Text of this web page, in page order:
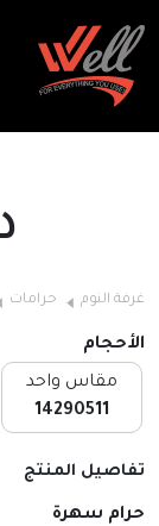
غرفة النوم حرامات
الأحجام
مقاس واحد
14290511
تفاصيل المنتج
حرام سهرة